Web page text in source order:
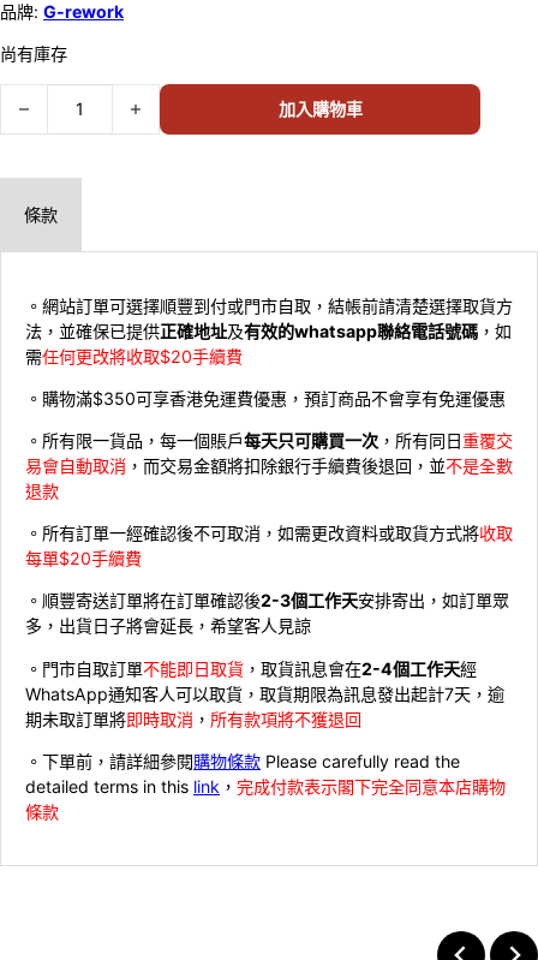
品牌: G-rework
尚有庫存
G-rework – HG SEED FREEDOM ZGMF-MM07 Z'GOK Decal水貼(本
加入購物車
條款
。網站訂單可選擇順豐到付或門市自取，結帳前請清楚選擇取貨方
法，並確保已提供正確地址及有效的whatsapp聯絡電話號碼 ，如
需任何更改將收取$20手續費
。購物滿$350可享香港免運費優惠，預訂商品不會享有免運優惠
。所有限一貨品，每一個賬戶每天只可購買一次 ，所有同日重覆交
易會自動取消 ，而交易金額將扣除銀行手續費後退回，並不是全數
退款
。所有訂單一經確認後不可取消，如需更改資料或取貨方式將收取
每單$20手續費
。順豐寄送訂單將在訂單確認後2-3個工作天安排寄出，如訂單眾
多，出貨日子將會延長，希望客人見諒
。門市自取訂單不能即日取貨 ，取貨訊息會在2-4個工作天經
WhatsApp通知客人可以取貨，取貨期限為訊息發出起計7天，逾
期未取訂單將即時取消 ， 所有款項將不獲退回
。下單前，請詳細參閱購物條款 Please carefully read the
detailed terms in this link ， 完成付款表示閣下完全同意本店購物
條款